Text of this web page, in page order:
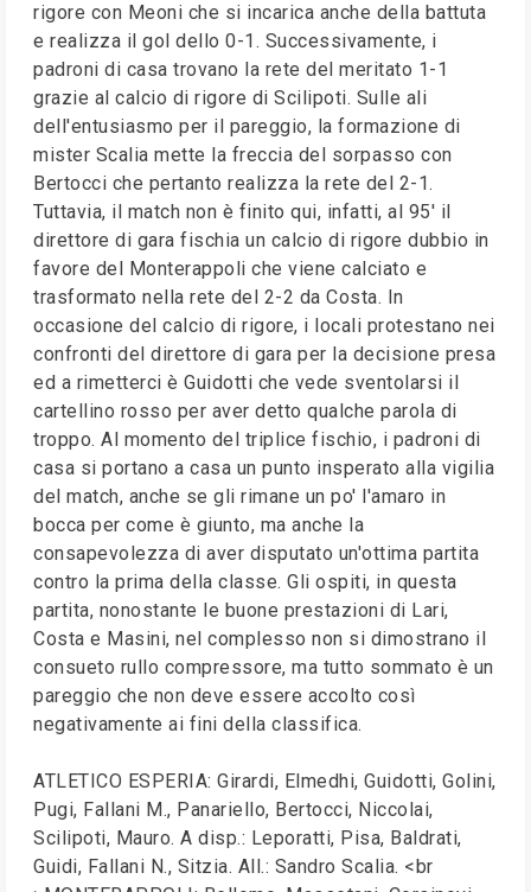
rigore con Meoni che si incarica anche della battuta
e realizza il gol dello 0-1. Successivamente, i
padroni di casa trovano la rete del meritato 1-1
grazie al calcio di rigore di Scilipoti. Sulle ali
dell'entusiasmo per il pareggio, la formazione di
mister Scalia mette la freccia del sorpasso con
Bertocci che pertanto realizza la rete del 2-1.
Tuttavia, il match non è finito qui, infatti, al 95' il
direttore di gara fischia un calcio di rigore dubbio in
favore del Monterappoli che viene calciato e
trasformato nella rete del 2-2 da Costa. In
occasione del calcio di rigore, i locali protestano nei
confronti del direttore di gara per la decisione presa
ed a rimetterci è Guidotti che vede sventolarsi il
cartellino rosso per aver detto qualche parola di
troppo. Al momento del triplice fischio, i padroni di
casa si portano a casa un punto insperato alla vigilia
del match, anche se gli rimane un po' l'amaro in
bocca per come è giunto, ma anche la
consapevolezza di aver disputato un'ottima partita
contro la prima della classe. Gli ospiti, in questa
partita, nonostante le buone prestazioni di Lari,
Costa e Masini, nel complesso non si dimostrano il
consueto rullo compressore, ma tutto sommato è un
pareggio che non deve essere accolto così
negativamente ai fini della classifica.
ATLETICO ESPERIA: Girardi, Elmedhi, Guidotti, Golini,
Pugi, Fallani M., Panariello, Bertocci, Niccolai,
Scilipoti, Mauro. A disp.: Leporatti, Pisa, Baldrati,
Guidi, Fallani N., Sitzia. All.: Sandro Scalia. <br